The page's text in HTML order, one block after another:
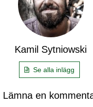
Kamil Sytniowski
Se alla inlägg
Lämna en